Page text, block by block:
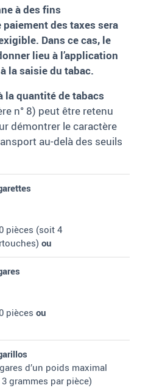
à des fins
des taxes sera
Dans ce cas, le
lieu à l’application
la saisie du tabac.
la quantité de tabacs
n° 8) peut être retenu
démontrer le caractère
au-delà des seuils
pièces (soit 4
ou
piècesou
d’un poids maximal
grammes par pièce)